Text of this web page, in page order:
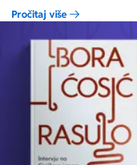
svim Delfi knjižarama.
Pročitaj više